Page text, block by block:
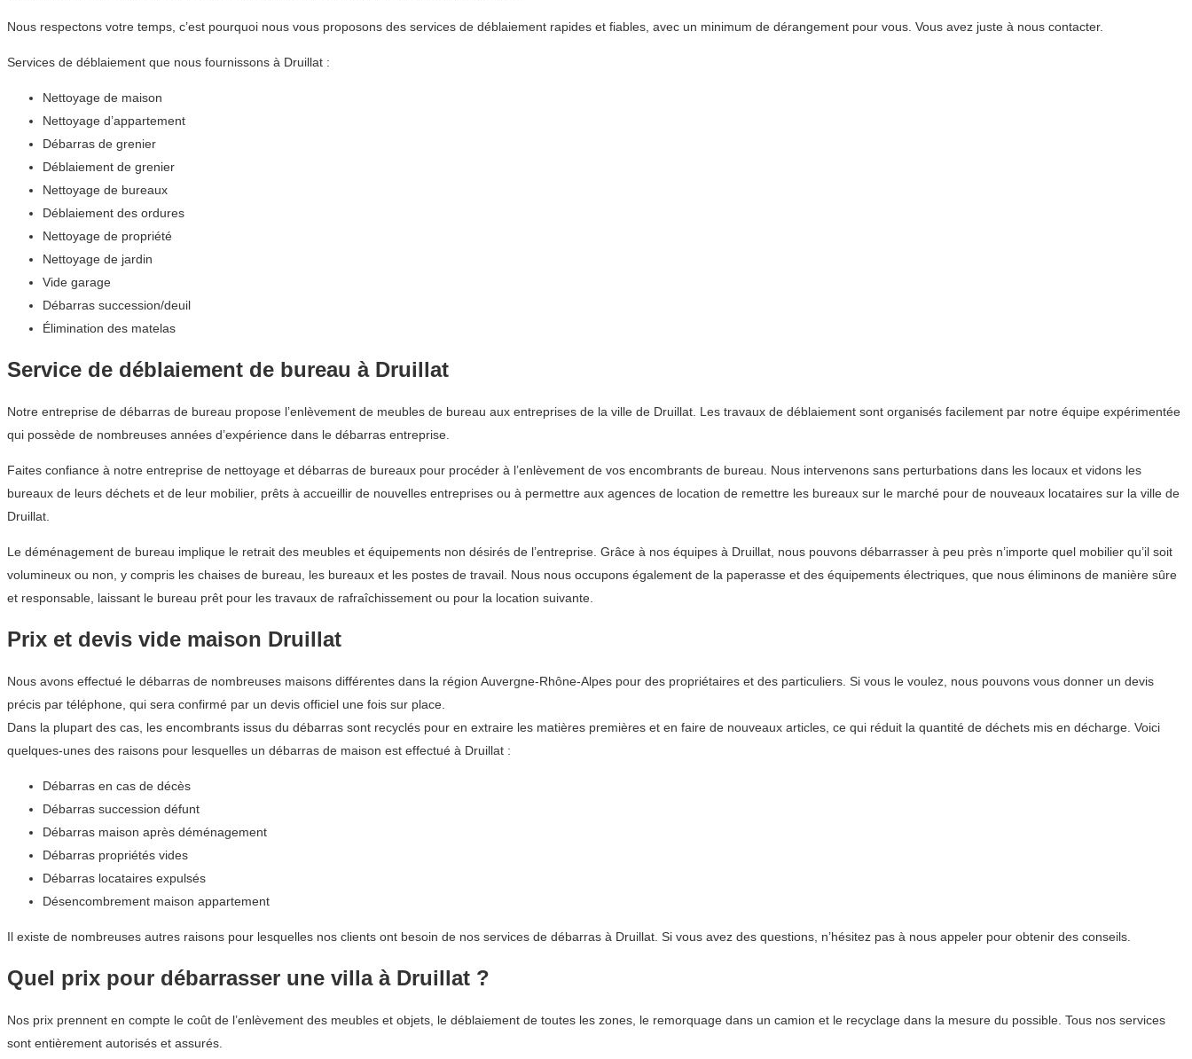
Nous respectons votre temps, c’est pourquoi nous vous proposons des services de déblaiement rapides et fiables, avec un minimum de dérangement pour vous. Vous avez juste à nous contacter.
Services de déblaiement que nous fournissons à Druillat :
Nettoyage de maison
Nettoyage d’appartement
Débarras de grenier
Déblaiement de grenier
Nettoyage de bureaux
Déblaiement des ordures
Nettoyage de propriété
Nettoyage de jardin
Vide garage
Débarras succession/deuil
Élimination des matelas
Service de déblaiement de bureau à Druillat
Notre entreprise de débarras de bureau propose l’enlèvement de meubles de bureau aux entreprises de la ville de Druillat. Les travaux de déblaiement sont organisés facilement par notre équipe expérimentée
qui possède de nombreuses années d’expérience dans le débarras entreprise.
Faites confiance à notre entreprise de nettoyage et débarras de bureaux pour procéder à l’enlèvement de vos encombrants de bureau. Nous intervenons sans perturbations dans les locaux et vidons les
bureaux de leurs déchets et de leur mobilier, prêts à accueillir de nouvelles entreprises ou à permettre aux agences de location de remettre les bureaux sur le marché pour de nouveaux locataires sur la ville de
Druillat.
Le déménagement de bureau implique le retrait des meubles et équipements non désirés de l’entreprise. Grâce à nos équipes à Druillat, nous pouvons débarrasser à peu près n’importe quel mobilier qu’il soit
volumineux ou non, y compris les chaises de bureau, les bureaux et les postes de travail. Nous nous occupons également de la paperasse et des équipements électriques, que nous éliminons de manière sûre
et responsable, laissant le bureau prêt pour les travaux de rafraîchissement ou pour la location suivante.
Prix et devis vide maison Druillat
Nous avons effectué le débarras de nombreuses maisons différentes dans la région Auvergne-Rhône-Alpes pour des propriétaires et des particuliers. Si vous le voulez, nous pouvons vous donner un devis
précis par téléphone, qui sera confirmé par un devis officiel une fois sur place.
Dans la plupart des cas, les encombrants issus du débarras sont recyclés pour en extraire les matières premières et en faire de nouveaux articles, ce qui réduit la quantité de déchets mis en décharge. Voici
quelques-unes des raisons pour lesquelles un débarras de maison est effectué à Druillat :
Débarras en cas de décès
Débarras succession défunt
Débarras maison après déménagement
Débarras propriétés vides
Débarras locataires expulsés
Désencombrement maison appartement
Il existe de nombreuses autres raisons pour lesquelles nos clients ont besoin de nos services de débarras à Druillat. Si vous avez des questions, n’hésitez pas à nous appeler pour obtenir des conseils.
Quel prix pour débarrasser une villa à Druillat ?
Nos prix prennent en compte le coût de l’enlèvement des meubles et objets, le déblaiement de toutes les zones, le remorquage dans un camion et le recyclage dans la mesure du possible. Tous nos services
sont entièrement autorisés et assurés.